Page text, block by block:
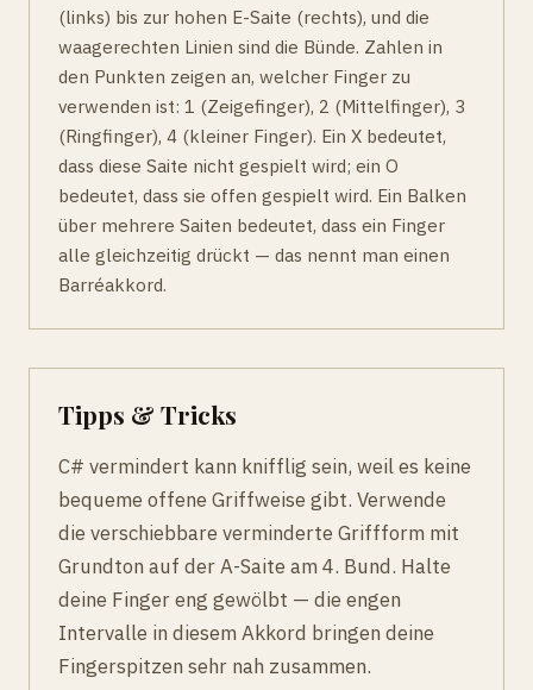
(links) bis zur hohen E-Saite (rechts), und die
waagerechten Linien sind die Bünde. Zahlen in
den Punkten zeigen an, welcher Finger zu
verwenden ist: 1 (Zeigefinger), 2 (Mittelfinger), 3
(Ringfinger), 4 (kleiner Finger). Ein X bedeutet,
dass diese Saite nicht gespielt wird; ein O
bedeutet, dass sie offen gespielt wird. Ein Balken
über mehrere Saiten bedeutet, dass ein Finger
alle gleichzeitig drückt — das nennt man einen
Barréakkord.
Tipps & Tricks
C# vermindert kann knifflig sein, weil es keine
bequeme offene Griffweise gibt. Verwende
die verschiebbare verminderte Griffform mit
Grundton auf der A-Saite am 4. Bund. Halte
deine Finger eng gewölbt — die engen
Intervalle in diesem Akkord bringen deine
Fingerspitzen sehr nah zusammen.